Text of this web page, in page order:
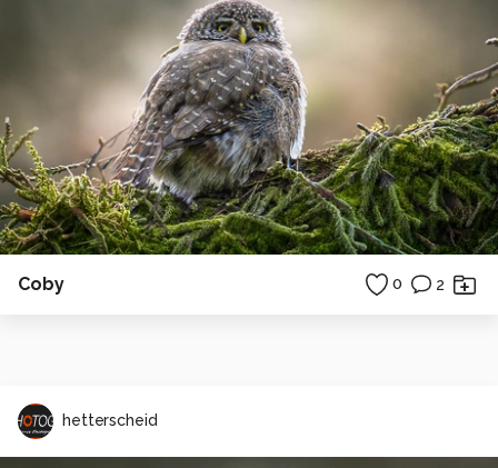
Coby 0 2
hetterscheid